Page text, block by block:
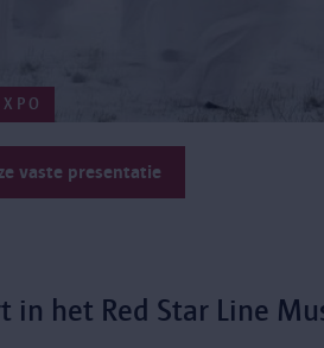
vaste presentatie
in het Red Star Line